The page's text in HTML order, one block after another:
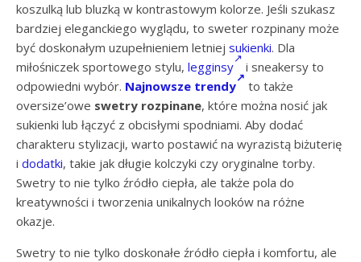
koszulką lub bluzką w kontrastowym kolorze. Jeśli szukasz
bardziej eleganckiego wyglądu, to sweter rozpinany może
być doskonałym uzupełnieniem letniej sukienki. Dla
miłośniczek sportowego stylu, legginsy
i sneakersy to
odpowiedni wybór. Najnowsze trendy
to także
oversize’owe swetry rozpinane, które można nosić jak
sukienki lub łączyć z obcisłymi spodniami. Aby dodać
charakteru stylizacji, warto postawić na wyrazistą biżuterię
i dodatki, takie jak długie kolczyki czy oryginalne torby.
Swetry to nie tylko źródło ciepła, ale także pola do
kreatywności i tworzenia unikalnych looków na różne
okazje.
Swetry to nie tylko doskonałe źródło ciepła i komfortu, ale